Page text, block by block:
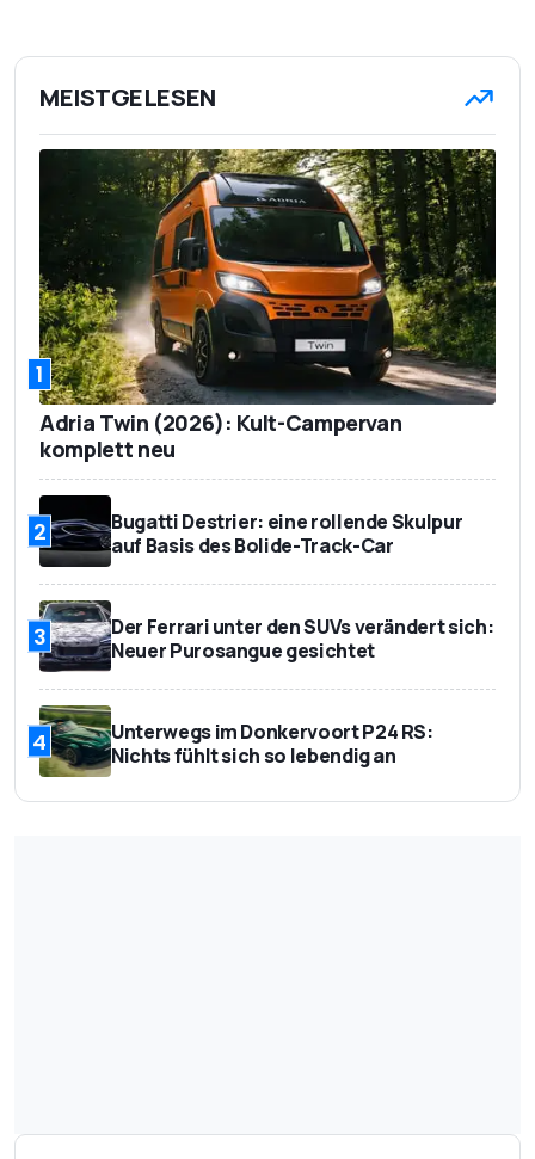
MEISTGELESEN
1
Adria Twin (2026): Kult-Campervan
komplett neu
2
Bugatti Destrier: eine rollende Skulpur
auf Basis des Bolide-Track-Car
3
Der Ferrari unter den SUVs verändert sich:
Neuer Purosangue gesichtet
4
Unterwegs im Donkervoort P24 RS:
Nichts fühlt sich so lebendig an